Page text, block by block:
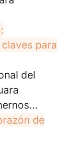
para
del
de